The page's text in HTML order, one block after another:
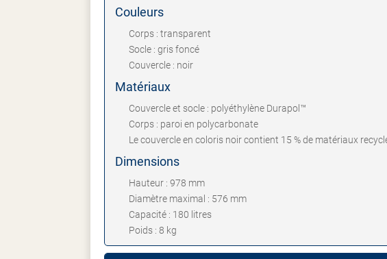
Couleurs
Corps : transparent
Socle : gris foncé
Couvercle : noir
Matériaux
Couvercle et socle : polyéthylène Durapol™
Corps : paroi en polycarbonate
Le couvercle en coloris noir contient 15 % de matériaux
Dimensions
Hauteur : 978 mm
Diamètre maximal : 576 mm
Capacité : 180 litres
Poids : 8 kg